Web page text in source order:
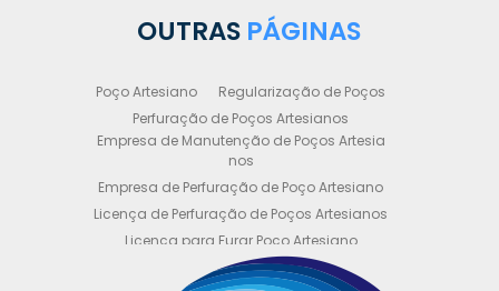
OUTRAS PÁGINAS
Poço Artesiano
Regularização de Poços
Perfuração de Poços Artesianos
Empresa de Manutenção de Poços Artesia
nos
Empresa de Perfuração de Poço Artesiano
Licença de Perfuração de Poços Artesianos
Licença para Furar Poço Artesiano
Licença para Perfuração de Poço Artesiano